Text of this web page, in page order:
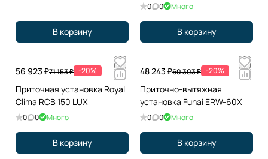
В корзину
0 0 Много
В корзину
56 923 ₽71 153 ₽ -20%
Приточная установка Royal
Clima RCB 150 LUX
0 0 Много
В корзину
48 243 ₽60 303 ₽ -20%
Приточно-вытяжная
установка Funai ERW-60X
0 0 Много
В корзину